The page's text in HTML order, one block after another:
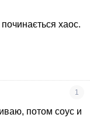
хаос.
1
потом соус и